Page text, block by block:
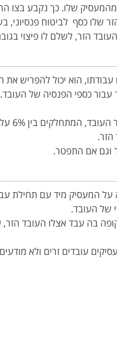
שלו. כך נקבע בצו
כסף לביטוח פנסיוני,
הזר, לשלם לו פיצוי
הוא יכול להפריש את
כספי הפנסיה של
הזר.
וגם אם התפטר.
המעסיק מיד עם תחילת
של העובד.
בה עבד אצלו העובד הזר,
עובדים זרים ולא